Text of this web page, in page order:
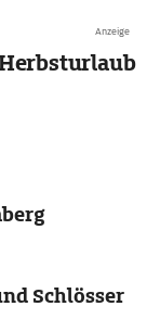
Anzeige
Schlösser